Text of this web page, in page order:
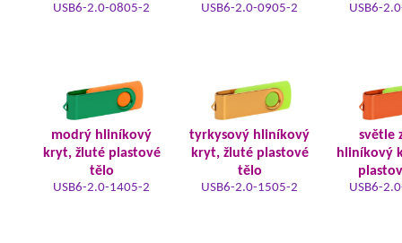
USB6-2.0-0805-2 USB6-2.0-0905-2 USB6-
modrý hliníkový
kryt, žluté plastové
tělo
USB6-2.0-1405-2
tyrkysový hliníkový
kryt, žluté plastové
tělo
USB6-2.0-1505-2
světle
hliníkový
USB6-